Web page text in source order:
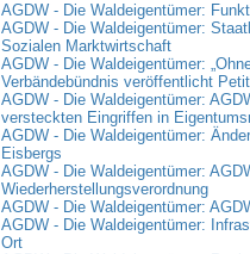
AGDW - Die Waldeigentümer:
AGDW - Die Waldeigentümer:
Sozialen Marktwirtschaft
AGDW - Die Waldeigentümer:
Verbändebündnis veröffentlicht
AGDW - Die Waldeigentümer:
versteckten Eingriffen in
AGDW - Die Waldeigentümer:
Eisbergs
AGDW - Die Waldeigentümer:
Wiederherstellungsverordnung
AGDW - Die Waldeigentümer:
AGDW - Die Waldeigentümer:
Ort